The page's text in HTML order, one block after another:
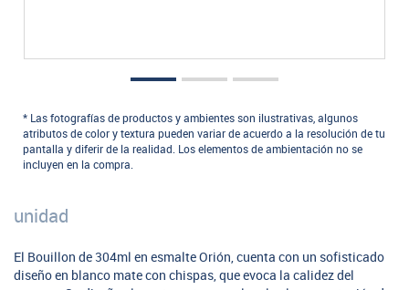
* Las fotografías de productos y ambientes son ilustrativas, algunos
atributos de color y textura pueden variar de acuerdo a la resolución de tu
pantalla y diferir de la realidad. Los elementos de ambientación no se
incluyen en la compra.
unidad
El Bouillon de 304ml en esmalte Orión, cuenta con un sofisticado
diseño en blanco mate con chispas, que evoca la calidez del